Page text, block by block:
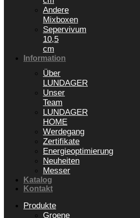
Andere
Mixboxen
Sepervivum
10,5
cm
Information
Über
LUNDAGER
Unser
Team
LUNDAGER
HOME
Werdegang
Zertifikate
Energieoptimierung
Neuheiten
Messer
Katalog
Kontakt
Produkte
Groene